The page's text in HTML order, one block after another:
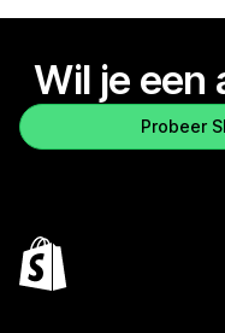
Wil je een
Probeer